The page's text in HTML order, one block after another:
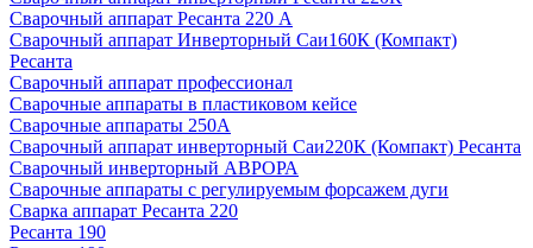
Сварочный аппарат Ресанта 220 А
Сварочный аппарат Инверторный Саи160К (Компакт)
Ресанта
Сварочный аппарат профессионал
Сварочные аппараты в пластиковом кейсе
Сварочные аппараты 250А
Сварочный аппарат инверторный Саи220К (Компакт) Ресанта
Сварочный инверторный АВРОРА
Сварочные аппараты с регулируемым форсажем дуги
Сварка аппарат Ресанта 220
Ресанта 190